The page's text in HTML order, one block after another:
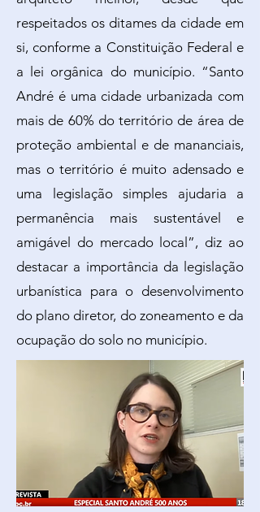
respeitados os ditames da cidade em
si, conforme a Constituição Federal e
a lei orgânica do município. “Santo
André é uma cidade urbanizada com
mais de 60% do território de área de
proteção ambiental e de mananciais,
mas o território é muito adensado e
uma legislação simples ajudaria a
permanência mais sustentável e
amigável do mercado local”, diz ao
destacar a importância da legislação
urbanística para o desenvolvimento
do plano diretor, do zoneamento e da
ocupação do solo no município.